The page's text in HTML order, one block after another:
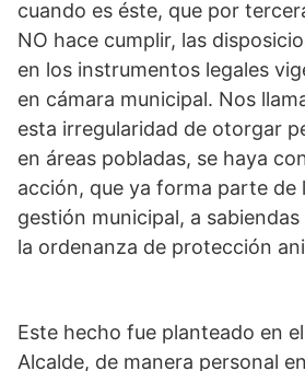
cuando es éste, que por
NO hace cumplir, las
en los instrumentos legales
en cámara municipal. Nos
esta irregularidad de otorgar
en áreas pobladas, se haya
acción, que ya forma parte de
gestión municipal, a
la ordenanza de protección
Este hecho fue planteado en
Alcalde, de manera personal